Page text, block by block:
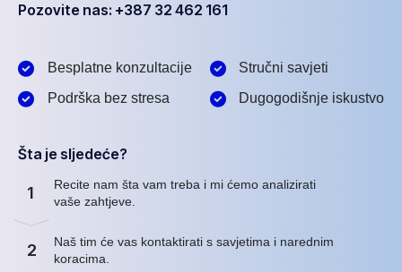
Pozovite nas: +387 32 462 161
Besplatne konzultacije
Podrška bez stresa
Stručni savjeti
Dugogodišnje iskustvo
Šta je sljedeće?
1
Recite nam šta vam treba i mi ćemo analizirati
vaše zahtjeve.
2
Naš tim će vas kontaktirati s savjetima i narednim
koracima.